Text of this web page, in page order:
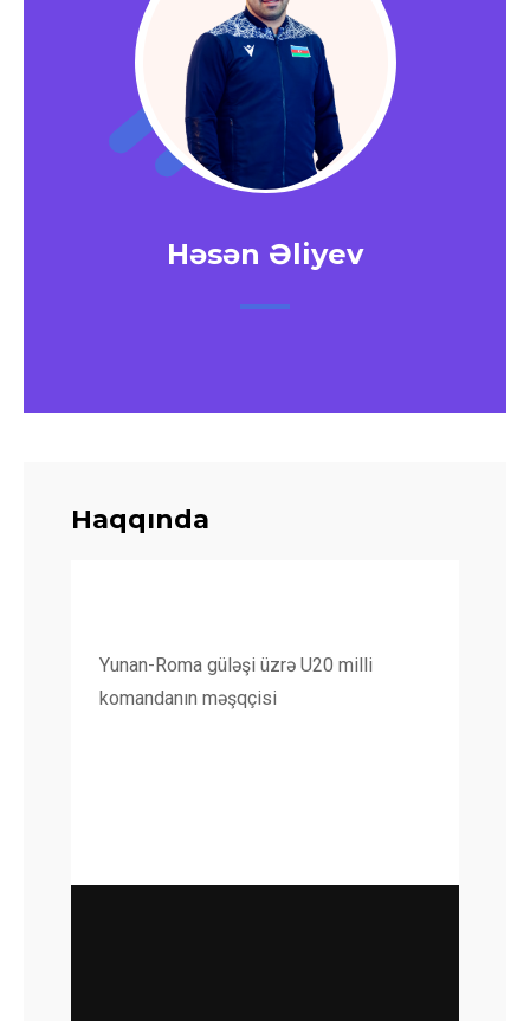
Həsən Əliyev
Haqqında
Yunan-Roma güləşi üzrə U20 milli
komandanın məşqçisi